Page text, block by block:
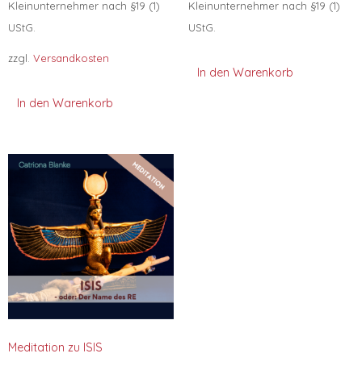
Kleinunternehmer nach §19 (1)
UStG.
zzgl. Versandkosten
In den Warenkorb
Kleinunternehmer nach §19 (1)
UStG.
In den Warenkorb
Meditation zu ISIS